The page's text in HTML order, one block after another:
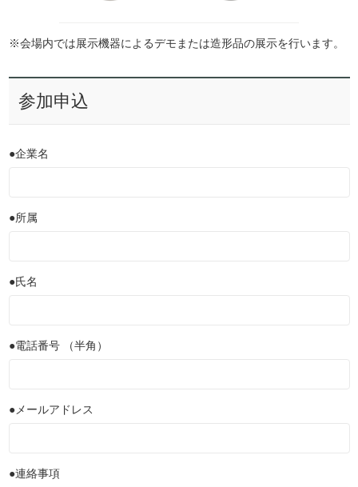
※会場内では展示機器によるデモまたは造形品の展示を行います。
参加申込
●企業名
●所属
●氏名
●電話番号 （半角）
●メールアドレス
●連絡事項